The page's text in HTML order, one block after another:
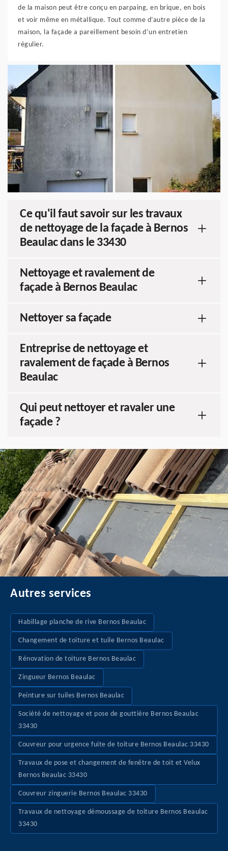
de la maison peut être conçu en parpaing, en brique, en bois
et voir même en métallique. Tout comme d’autre pièce de la
maison, la façade a pareillement besoin d’un entretien
régulier.
Ce qu'il faut savoir sur les travaux
de nettoyage de la façade à Bernos
Beaulac dans le 33430
Nettoyage et ravalement de
façade à Bernos Beaulac
Nettoyer sa façade
Entreprise de nettoyage et
ravalement de façade à Bernos
Beaulac
Qui peut nettoyer et ravaler une
façade ?
Autres services
Habillage planche de rive Bernos Beaulac
Changement de toiture et tuile Bernos Beaulac
Rénovation de toiture Bernos Beaulac
Zingueur Bernos Beaulac
Peinture sur tuiles Bernos Beaulac
Société de nettoyage et pose de gouttière Bernos Beaulac
33430
Couvreur pour urgence fuite de toiture Bernos Beaulac 33430
Travaux de pose et changement de fenêtre de toit et Velux
Bernos Beaulac 33430
Couvreur zinguerie Bernos Beaulac 33430
Travaux de nettoyage démoussage de toiture Bernos Beaulac
33430